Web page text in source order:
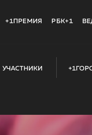
+1ПРЕМИЯ РБК+1
УЧАСТНИКИ